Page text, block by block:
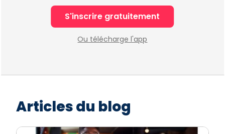
S'inscrire gratuitement
Ou télécharge l'app
Articles du blog